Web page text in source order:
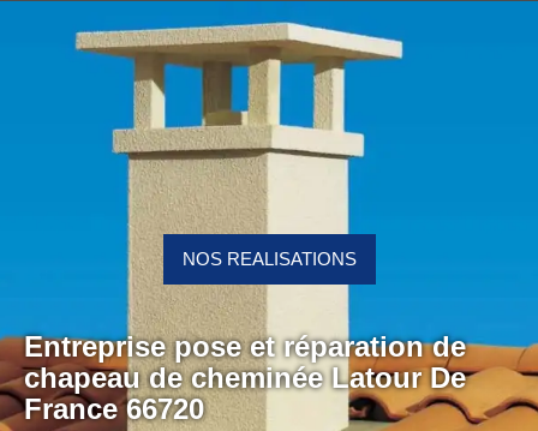
Entreprise pose et réparation de
chapeau de cheminée Latour De
France 66720
NOS REALISATIONS